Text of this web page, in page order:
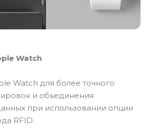
Watch
Watch для более точного
и объединения
при использовании опции
RFID.